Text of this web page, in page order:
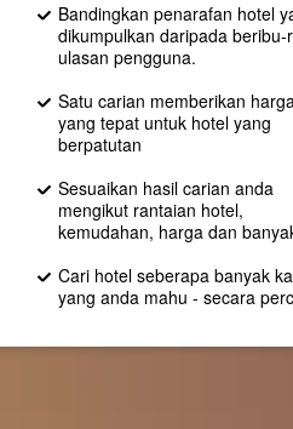
Bandingkan penarafan hotel
dikumpulkan daripada beribu-
ulasan pengguna.
Satu carian memberikan
yang tepat untuk hotel yang
berpatutan
Sesuaikan hasil carian anda
mengikut rantaian hotel,
kemudahan, harga dan
Cari hotel seberapa banyak
yang anda mahu - secara